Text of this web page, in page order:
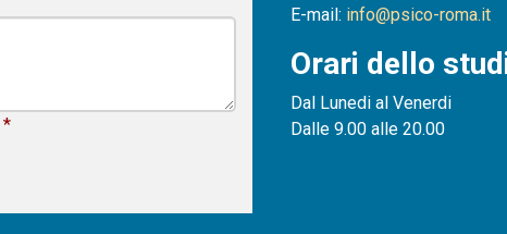
*
E-mail: info@psico-roma.it
Orari dello
Dal Lunedi al Venerdi
Dalle 9.00 alle 20.00